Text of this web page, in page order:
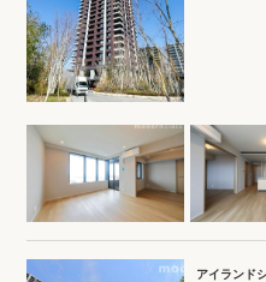
アイランド